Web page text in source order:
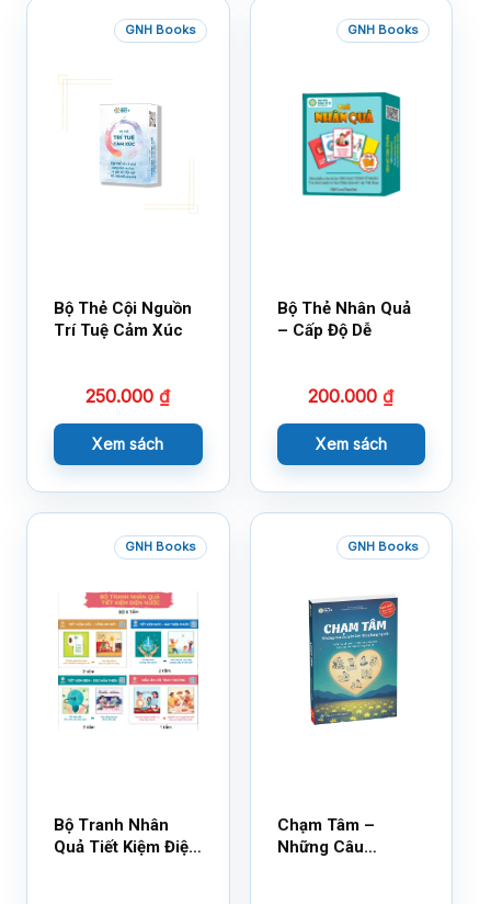
GNH Books
Bộ Thẻ Cội Nguồn
Trí Tuệ Cảm Xúc
250.000₫
Xem sách
GNH Books
Bộ Thẻ Nhân Quả
– Cấp Độ Dễ
200.000₫
Xem sách
GNH Books
Bộ Tranh Nhân
Quả Tiết Kiệm Điện
GNH Books
Chạm Tâm –
Những Câu